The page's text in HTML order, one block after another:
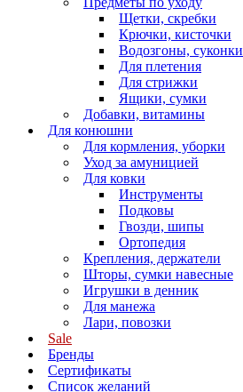
Щетки, скребки
Крючки, кисточки
Водозгоны, суконки
Для плетения
Для стрижки
Ящики, сумки
Добавки, витамины
Для конюшни
Для кормления, уборки
Уход за амуницией
Для ковки
Инструменты
Подковы
Гвозди, шипы
Ортопедия
Крепления, держатели
Шторы, сумки навесные
Игрушки в денник
Для манежа
Лари, повозки
Sale
Бренды
Сертификаты
Список желаний